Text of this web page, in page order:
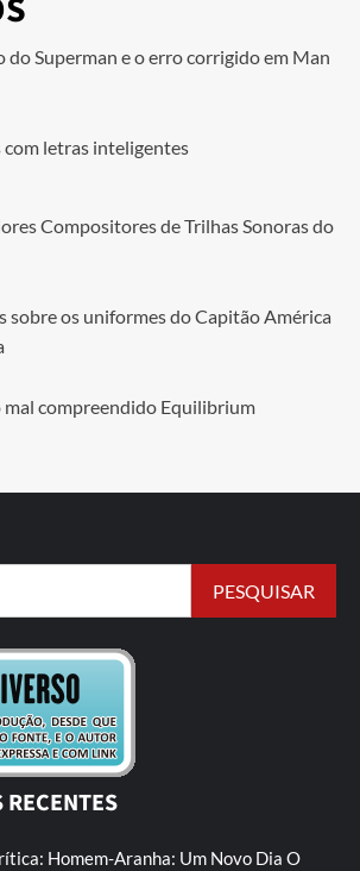
do Superman e o erro corrigido em Man
com letras inteligentes
Compositores de Trilhas Sonoras do
sobre os uniformes do Capitão América
mal compreendido Equilibrium
Homem-Aranha: Um Novo Dia O